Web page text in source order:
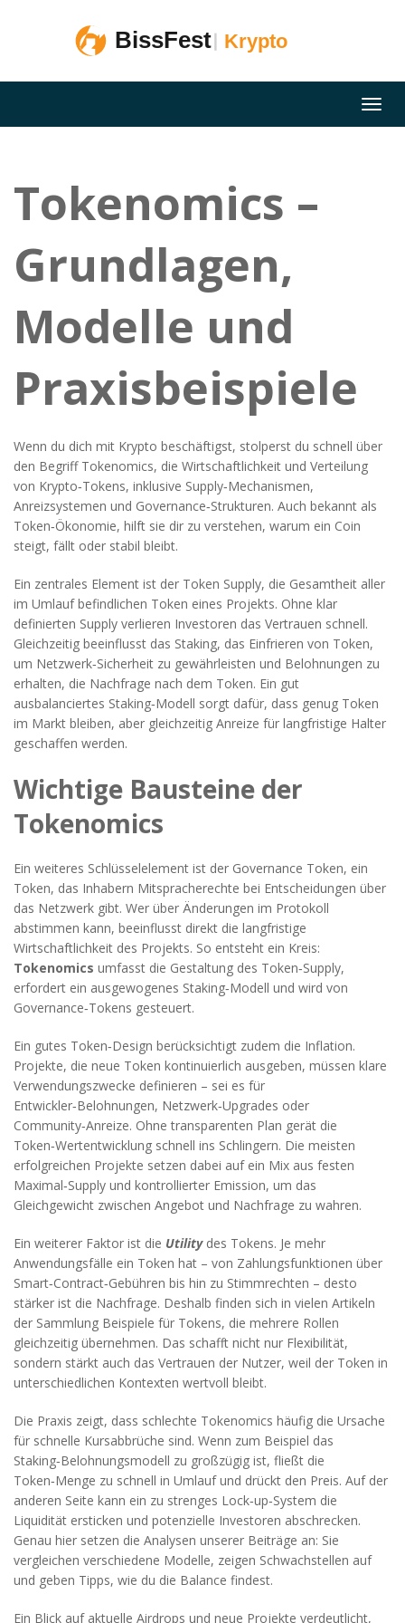
Tokenomics –
Grundlagen,
Modelle und
Praxisbeispiele
Wenn du dich mit Krypto beschäftigst, stolperst du schnell über
den Begriff Tokenomics, die Wirtschaftlichkeit und Verteilung
von Krypto‑Tokens, inklusive Supply‑Mechanismen,
Anreizsystemen und Governance‑Strukturen. Auch bekannt als
Token‑Ökonomie, hilft sie dir zu verstehen, warum ein Coin
steigt, fällt oder stabil bleibt.
Ein zentrales Element ist der Token Supply, die Gesamtheit aller
im Umlauf befindlichen Token eines Projekts. Ohne klar
definierten Supply verlieren Investoren das Vertrauen schnell.
Gleichzeitig beeinflusst das Staking, das Einfrieren von Token,
um Netzwerk‑Sicherheit zu gewährleisten und Belohnungen zu
erhalten, die Nachfrage nach dem Token. Ein gut
ausbalanciertes Staking‑Modell sorgt dafür, dass genug Token
im Markt bleiben, aber gleichzeitig Anreize für langfristige Halter
geschaffen werden.
Wichtige Bausteine der
Tokenomics
Ein weiteres Schlüsselelement ist der Governance Token, ein
Token, das Inhabern Mitspracherechte bei Entscheidungen über
das Netzwerk gibt. Wer über Änderungen im Protokoll
abstimmen kann, beeinflusst direkt die langfristige
Wirtschaftlichkeit des Projekts. So entsteht ein Kreis:
Tokenomics umfasst die Gestaltung des Token‑Supply,
erfordert ein ausgewogenes Staking‑Modell und wird von
Governance‑Tokens gesteuert.
Ein gutes Token‑Design berücksichtigt zudem die Inflation.
Projekte, die neue Token kontinuierlich ausgeben, müssen klare
Verwendungszwecke definieren – sei es für
Entwickler‑Belohnungen, Netzwerk‑Upgrades oder
Community‑Anreize. Ohne transparenten Plan gerät die
Token‑Wertentwicklung schnell ins Schlingern. Die meisten
erfolgreichen Projekte setzen dabei auf ein Mix aus festen
Maximal‑Supply und kontrollierter Emission, um das
Gleichgewicht zwischen Angebot und Nachfrage zu wahren.
Ein weiterer Faktor ist die Utilitydes Tokens. Je mehr
Anwendungsfälle ein Token hat – von Zahlungsfunktionen über
Smart‑Contract‑Gebühren bis hin zu Stimmrechten – desto
stärker ist die Nachfrage. Deshalb finden sich in vielen Artikeln
der Sammlung Beispiele für Tokens, die mehrere Rollen
gleichzeitig übernehmen. Das schafft nicht nur Flexibilität,
sondern stärkt auch das Vertrauen der Nutzer, weil der Token in
unterschiedlichen Kontexten wertvoll bleibt.
Die Praxis zeigt, dass schlechte Tokenomics häufig die Ursache
für schnelle Kursabbrüche sind. Wenn zum Beispiel das
Staking‑Belohnungsmodell zu großzügig ist, fließt die
Token‑Menge zu schnell in Umlauf und drückt den Preis. Auf der
anderen Seite kann ein zu strenges Lock‑up‑System die
Liquidität ersticken und potenzielle Investoren abschrecken.
Genau hier setzen die Analysen unserer Beiträge an: Sie
vergleichen verschiedene Modelle, zeigen Schwachstellen auf
und geben Tipps, wie du die Balance findest.
Ein Blick auf aktuelle Airdrops und neue Projekte verdeutlicht,